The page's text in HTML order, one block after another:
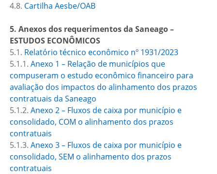
4.8. Cartilha Aesbe/OAB
5. Anexos dos requerimentos da Saneago –
ESTUDOS ECONÔMICOS
5.1. Relatório técnico econômico nº 1931/2023
5.1.1. Anexo 1 – Relação de municípios que
compuseram o estudo econômico financeiro para
avaliação dos impactos do alinhamento dos prazos
contratuais da Saneago
5.1.2. Anexo 2 – Fluxos de caixa por município e
consolidado, COM o alinhamento dos prazos
contratuais
5.1.3. Anexo 3 – Fluxos de caixa por município e
consolidado, SEM o alinhamento dos prazos
contratuais